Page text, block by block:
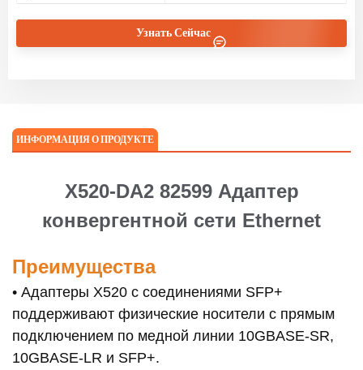
Узнать Сейчас
ИНФОРМАЦИЯ О ПРОДУКТЕ
X520-DA2 82599 Адаптер
конвергентной сети Ethernet
Преимущества
• Адаптеры X520 с соединениями SFP+
поддерживают физические носители с прямым
подключением по медной линии 10GBASE-SR,
10GBASE-LR и SFP+.